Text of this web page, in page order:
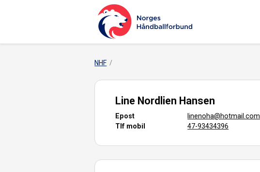
NHF
Line Nordlien Hansen
Epost
linenoha@hotmail.com
Tlf mobil
47-93434396